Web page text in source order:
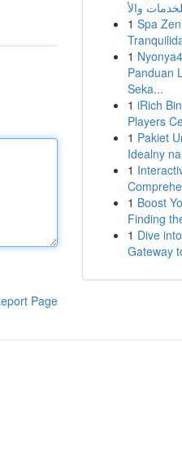
Page
1 Spa
1
Panduan
Seka...
1 iRich
Players
1 Pakiet
Idealny
1
1 Boost
Finding
1 Dive
Gateway